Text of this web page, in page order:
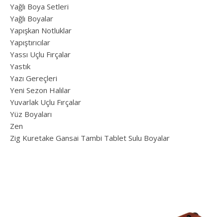
Yağlı Boya Setleri
Yağlı Boyalar
Yapışkan Notluklar
Yapıştırıcılar
Yassı Uçlu Fırçalar
Yastık
Yazı Gereçleri
Yeni Sezon Halılar
Yuvarlak Uçlu Fırçalar
Yüz Boyaları
Zen
​Zig Kuretake Gansai Tambi Tablet Sulu Boyalar